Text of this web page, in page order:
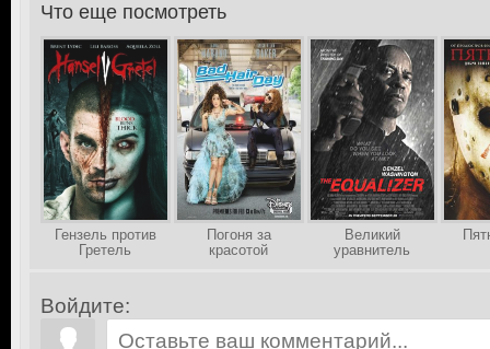
>Что еще посмотреть
Гензель против
Гретель
Погоня за
красотой
Великий
уравнитель
Войдите: